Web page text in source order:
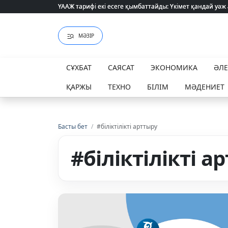
ҮААЖ тарифі екі есеге қымбаттайды: Үкімет қандай
ҮААЖ тарифі екі есеге қымбаттайды: Үкімет қандай
МӘЗІР
СҰХБАТ САЯСАТ ЭКОНОМИКА
ҚАРЖЫ
ТЕХНО БІЛІМ МӘДЕНИЕТ
Басты бет / #біліктілікті арттыру
#біліктілікті